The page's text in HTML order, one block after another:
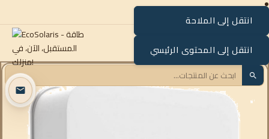
انتقل إلى الملاحة
انتقل إلى المحتوى الرئيسي